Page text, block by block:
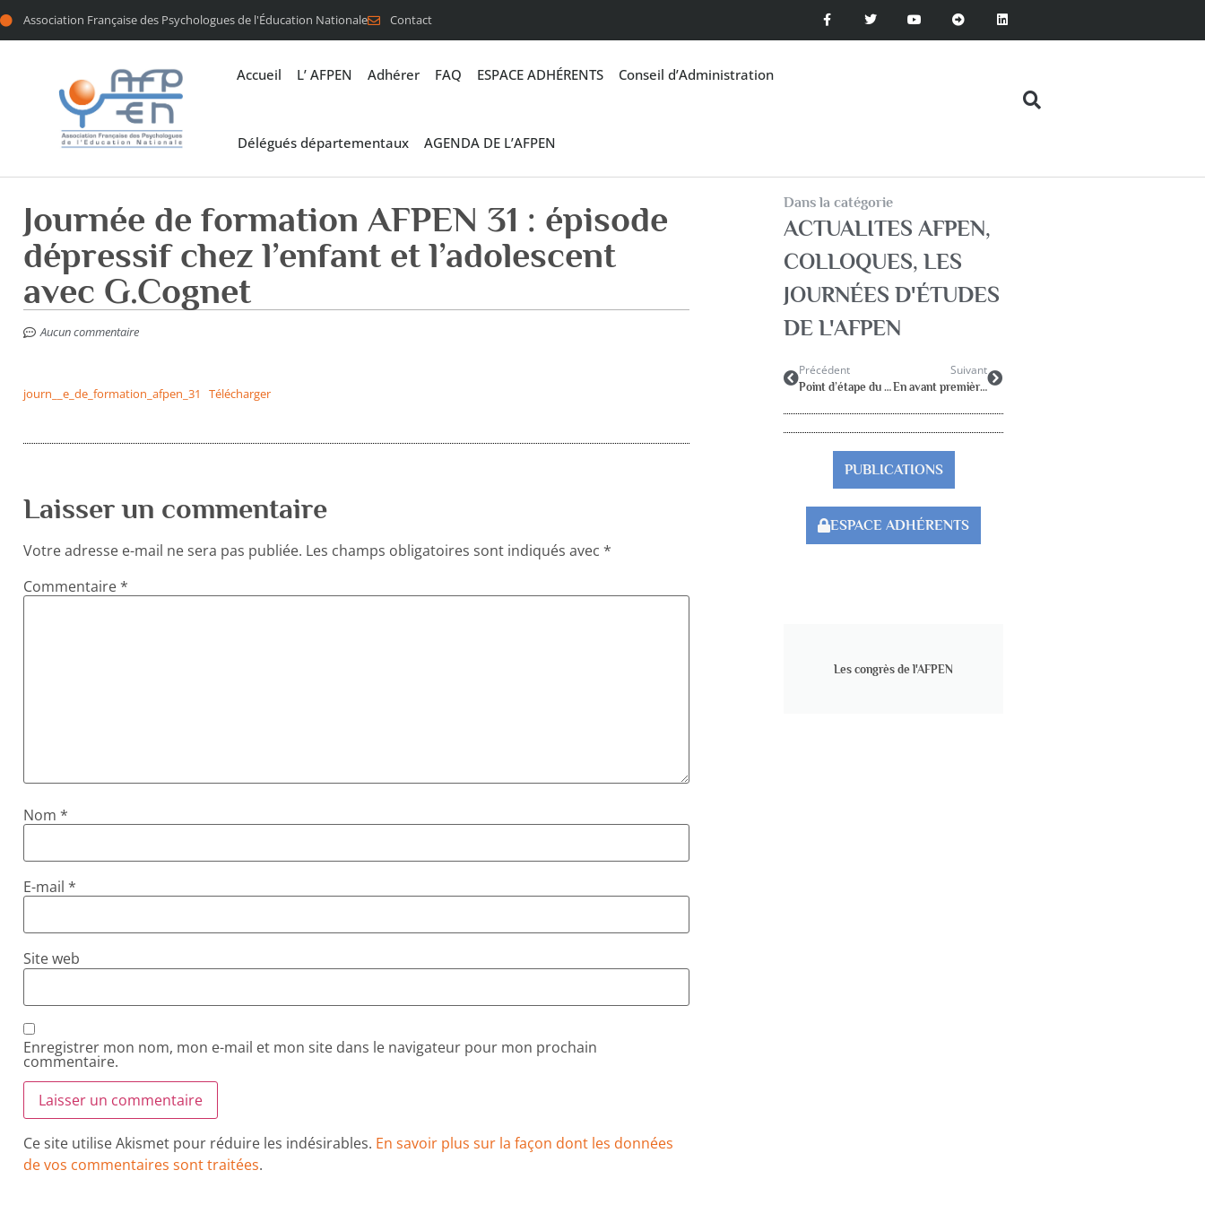
Association Française des Psychologues de l'Éducation Nationale Contact
Accueil L’ AFPEN Adhérer FAQ ESPACE ADHÉRENTS Conseil d’Administration
Délégués départementaux AGENDA DE L’AFPEN
Journée de formation AFPEN 31 : épisode
dépressif chez l’enfant et l’adolescent
avec G.Cognet
Aucun commentaire
journ__e_de_formation_afpen_31 Télécharger
Laisser un commentaire
Votre adresse e-mail ne sera pas publiée. Les champs obligatoires sont indiqués avec *
Commentaire*
Nom *
E-mail *
Site web
Enregistrer mon nom, mon e-mail et mon site dans le navigateur pour mon prochain
commentaire.
Ce site utilise Akismet pour réduire les indésirables. En savoir plus sur la façon dont les données
de vos commentaires sont traitées.
Dans la catégorie
ACTUALITES AFPEN,
COLLOQUES, LES
JOURNÉES D'ÉTUDES
DE L'AFPEN
Précédent
Point d’étape du groupe PAS de l’AFPEN – 2 juin 2026
Suivant
En avant première l’affiche du prochain Congrès de l’AFPEN à Amiens du 23 au 25 septembre 2027
PUBLICATIONS
ESPACE ADHÉRENTS
Les congrès de l'AFPEN